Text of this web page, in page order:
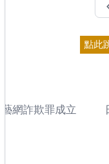
點此
欺罪成立
日